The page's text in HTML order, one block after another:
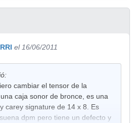
el 16/06/2011
cambiar el tensor de la
caja sonor de bronce, es una
carey signature de 14 x 8. Es
dpm pero tiene un defecto y